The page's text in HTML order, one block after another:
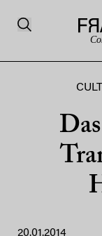
20.01.2014